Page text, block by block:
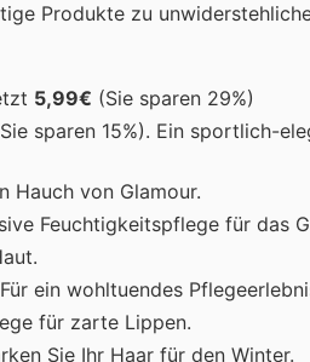
Produkte zu
5,99€ (Sie sparen 29%)
sparen 15%). Ein sportlich-
Hauch von Glamour.
Feuchtigkeitspflege für das
ein wohltuendes
für zarte Lippen.
Sie Ihr Haar für den Winter.